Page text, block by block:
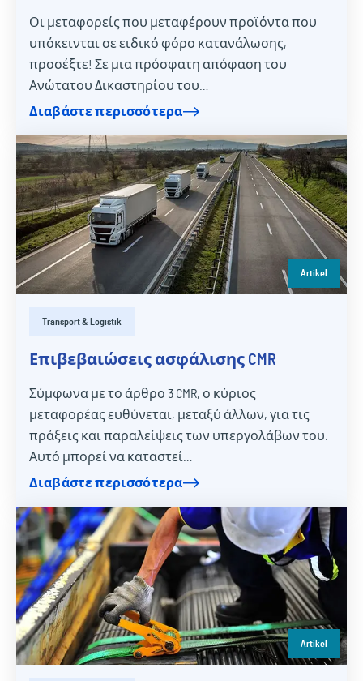
Οι μεταφορείς που μεταφέρουν προϊόντα που
υπόκεινται σε ειδικό φόρο κατανάλωσης,
προσέξτε! Σε μια πρόσφατη απόφαση του
Ανώτατου Δικαστηρίου του…
Διαβάστε περισσότερα
Artikel
Transport & Logistik
Επιβεβαιώσεις ασφάλισης CMR
Σύμφωνα με το άρθρο 3 CMR, ο κύριος
μεταφορέας ευθύνεται, μεταξύ άλλων, για τις
πράξεις και παραλείψεις των υπεργολάβων του.
Αυτό μπορεί να καταστεί…
Διαβάστε περισσότερα
Artikel